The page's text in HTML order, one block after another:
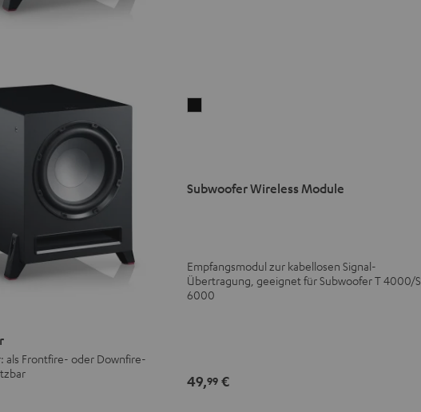
als Frontfire- oder Downfire-
Version
Subwoofer Wireless Module
Empfangsmodul zur kabellosen Signal-
Übertragung, geeignet für Subwoofer T 4000/S
6000
49,99 €